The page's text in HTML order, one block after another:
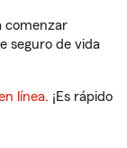
comenzar
seguro de vida
línea. ¡Es rápido